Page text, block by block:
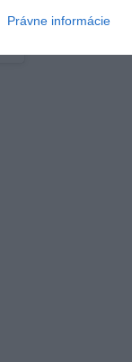
Právne informácie